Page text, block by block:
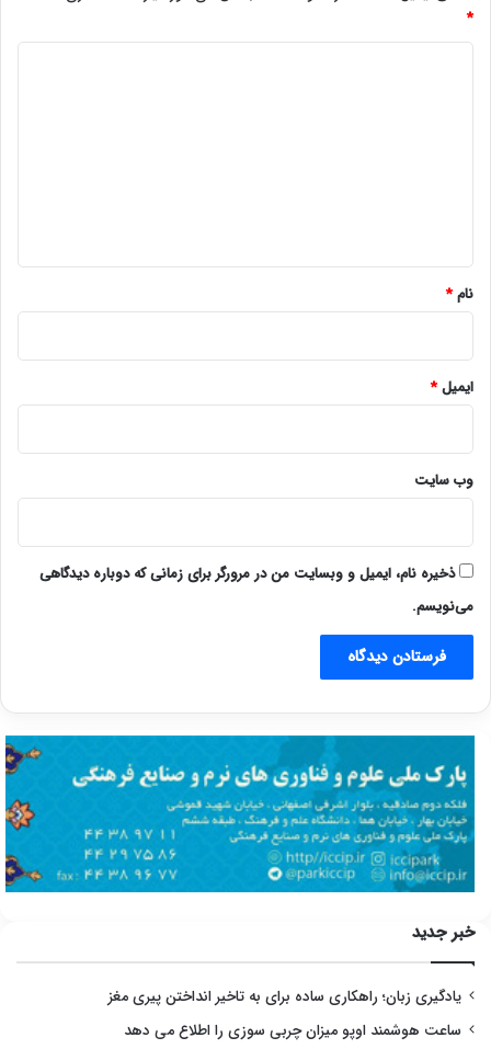
*
نام*
ایمیل*
وب‌ سایت
ذخیره نام، ایمیل و وبسایت من در مرورگر برای زمانی که دوباره دیدگاهی
می‌نویسم.
خبر جدید
یادگیری زبان؛ راهکاری ساده برای به تاخیر انداختن پیری مغز
ساعت هوشمند اوپو میزان چربی سوزی را اطلاع می دهد